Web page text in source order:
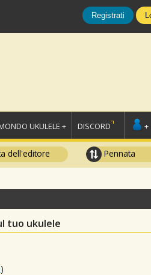
Registrati
UKULELE + DISCORD +
dell'editore Pennata
tuo ukulele
)